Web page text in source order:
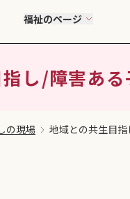
福祉のページ
し/障害あ
の現場 地域との共生目